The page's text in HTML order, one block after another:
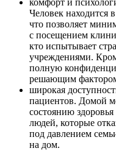
комфорт и
Человек находится
что позволяет
с посещением
кто испытывает
учреждениями.
полную
решающим
широкая
пациентов. Домой
состоянию
людей, которые
под давлением
на дом.